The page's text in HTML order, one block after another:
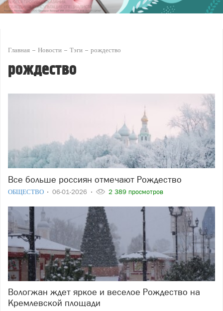
Главная Новости Тэги рождество
рождество
Все больше россиян отмечают Рождество
ОБЩЕСТВО 06-01-2026 2 389 просмотров
Вологжан ждет яркое и веселое Рождество на
Кремлевской площади